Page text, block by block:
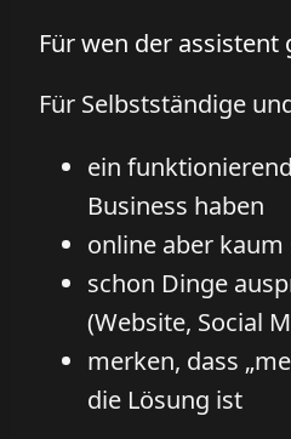
Für wen der assistent
Für Selbstständige
ein
Business haben
online aber
schon Dinge
(Website, Social
merken, dass
die Lösung ist